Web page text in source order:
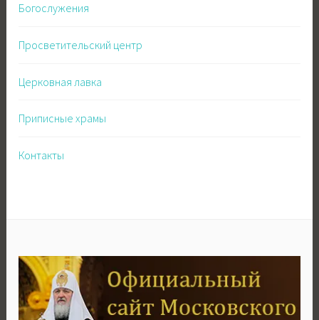
Богослужения
Просветительский центр
Церковная лавка
Приписные храмы
Контакты